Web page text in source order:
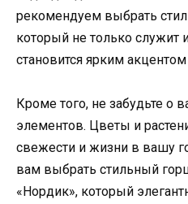
рекомендуем выбрать
который не только служит
становится ярким
Кроме того, не забудьте о
элементов. Цветы и
свежести и жизни в вашу
вам выбрать стильный
«Нордик», который